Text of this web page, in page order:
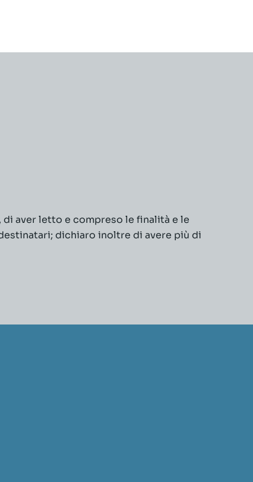
, di aver letto e compreso le finalità e le
dichiaro inoltre di avere più di